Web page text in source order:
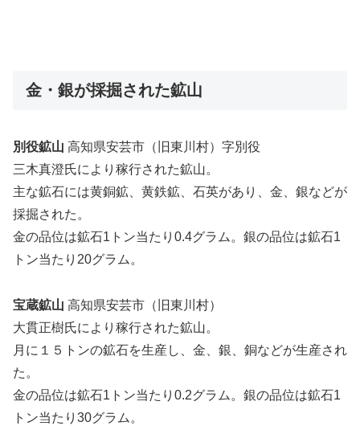
金・銀が採掘された鉱山
別役鉱山 高知県安芸市（旧東川村）字別役
三木真澄氏により稼行された鉱山。
主な鉱石には黄銅鉱、黄鉄鉱、石英があり、金、銀などが
採掘された。
金の品位は鉱石1トン当たり0.4グラム。銀の品位は鉱石1
トン当たり20グラム。
宝蔵鉱山 高知県安芸市（旧東川村）
大貫正樹氏により稼行された鉱山。
月に１５トンの鉱石を生産し、金、銀、銅などが生産され
た。
金の品位は鉱石1トン当たり0.2グラム。銀の品位は鉱石1
トン当たり30グラム。